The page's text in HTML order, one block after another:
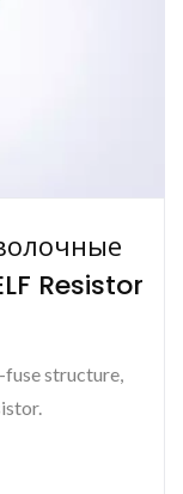
Resistor
structure,